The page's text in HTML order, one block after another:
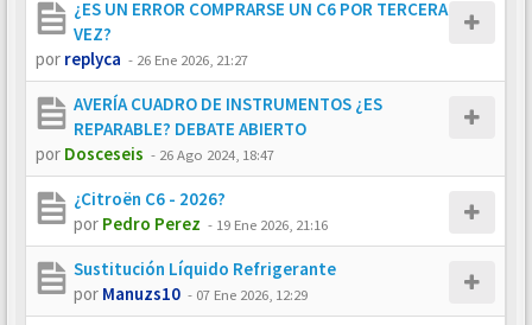
¿ES UN ERROR COMPRARSE UN C6 POR TERCERA
VEZ?
por replyca - 26 Ene 2026, 21:27
AVERÍA CUADRO DE INSTRUMENTOS ¿ES
REPARABLE? DEBATE ABIERTO
por Dosceseis - 26 Ago 2024, 18:47
¿Citroën C6 - 2026?
por Pedro Perez - 19 Ene 2026, 21:16
Sustitución Líquido Refrigerante
por Manuzs10 - 07 Ene 2026, 12:29